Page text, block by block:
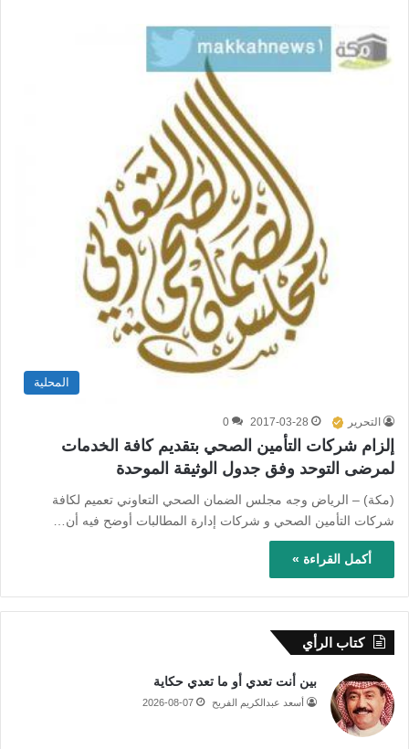
المحلية
التحرير 2017-03-28
0
إلزام شركات التأمين الصحي بتقديم كافة الخدمات
لمرضى التوحد وفق جدول الوثيقة الموحدة
(مكة) – الرياض وجه مجلس الضمان الصحي التعاوني تعميم لكافة
شركات التأمين الصحي و شركات إدارة المطالبات أوضح فيه أن…
أكمل القراءة »
كتاب الرأي
بين أنت تعدي أو ما تعدي حكاية
أسعد عبدالكريم الفريح 2026-08-07